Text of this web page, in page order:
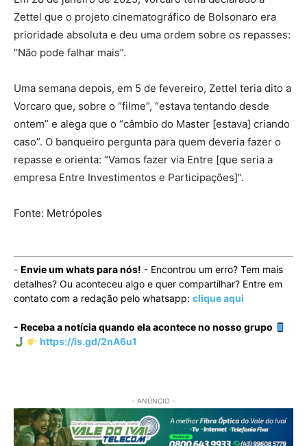
Zettel que o projeto cinematográfico de Bolsonaro era
prioridade absoluta e deu uma ordem sobre os repasses:
“Não pode falhar mais”.
Uma semana depois, em 5 de fevereiro, Zettel teria dito a
Vorcaro que, sobre o “filme”, “estava tentando desde
ontem” e alega que o “câmbio do Master [estava] criando
caso”. O banqueiro pergunta para quem deveria fazer o
repasse e orienta: “Vamos fazer via Entre [que seria a
empresa Entre Investimentos e Participações]”.
Fonte: Metrópoles
- Envie um whats para nós! - Encontrou um erro? Tem mais
detalhes? Ou aconteceu algo e quer compartilhar? Entre em
contato com a redação pelo whatsapp: clique aqui
- Receba a notícia quando ela acontece no nosso grupo
https://is.gd/2nA6u1
- ANÚNCIO -